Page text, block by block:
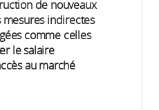
de nouveaux
mesures indirectes
comme celles
le salaire
au marché